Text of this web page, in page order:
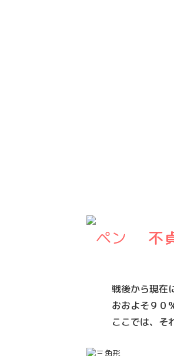
不
戦後から現在
おおよそ９０
ここでは、そ